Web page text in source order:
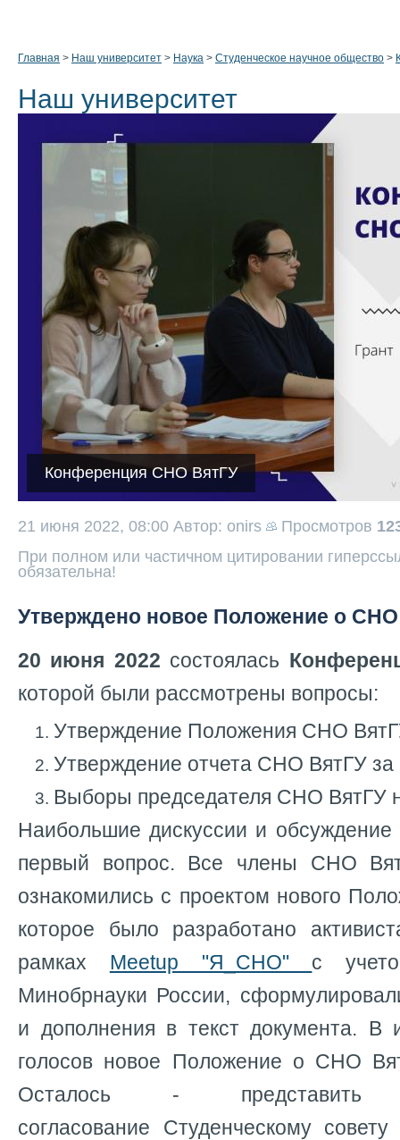
Главная > Наш университет > Наука > Студенческое научное общество >
Наш университет
Конференция СНО ВятГУ
21 июня 2022, 08:00 Автор: onirs Просмотров
При полном или частичном цитировании
обязательна!
Утверждено новое Положение о
20 июня 2022 состоялась
которой были рассмотрены вопросы:
Утверждение Положения СНО
Утверждение отчета СНО ВятГУ за
Выборы председателя СНО ВятГУ
Наибольшие дискуссии и
первый вопрос. Все члены СНО
ознакомились с проектом нового
которое было разработано
рамках Meetup "Я_СНО" с
Минобрнауки России,
и дополнения в текст документа. В
голосов новое Положение о СНО
Осталось -
согласование Студенческому